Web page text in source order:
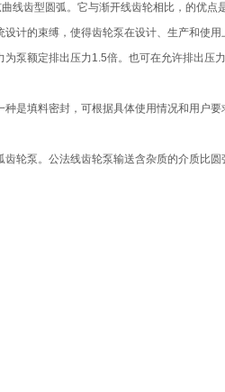
线齿型圆弧。它与渐开线齿轮相比，的优点
计的束缚，使得齿轮泵在设计、生产和使用
泵额定排出压力1.5倍。也可在允许排出压
是填料密封，可根据具体使用情况和用户要
轮泵。公法线齿轮泵输送含杂质的介质比